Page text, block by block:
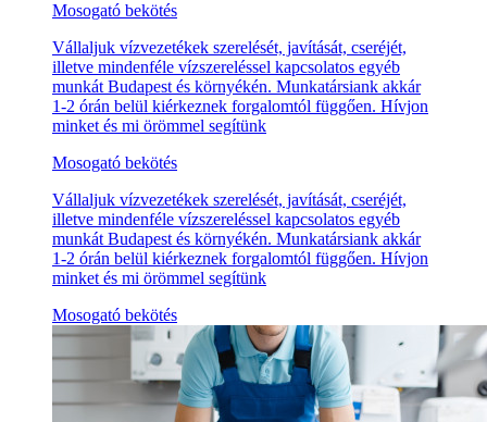
Mosogató bekötés
Vállaljuk vízvezetékek szerelését, javítását, cseréjét,
illetve mindenféle vízszereléssel kapcsolatos egyéb
munkát Budapest és környékén. Munkatársiank akkár
1-2 órán belül kiérkeznek forgalomtól függően. Hívjon
minket és mi örömmel segítünk
Mosogató bekötés
Vállaljuk vízvezetékek szerelését, javítását, cseréjét,
illetve mindenféle vízszereléssel kapcsolatos egyéb
munkát Budapest és környékén. Munkatársiank akkár
1-2 órán belül kiérkeznek forgalomtól függően. Hívjon
minket és mi örömmel segítünk
Mosogató bekötés